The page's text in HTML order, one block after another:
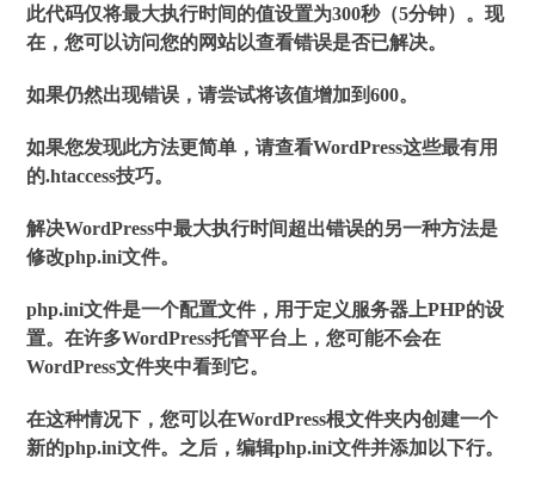
此代码仅将最大执行时间的值设置为300秒（5分钟）。现
在，您可以访问您的网站以查看错误是否已解决。
如果仍然出现错误，请尝试将该值增加到600。
如果您发现此方法更简单，请查看WordPress这些最有用
的.htaccess技巧。
解决WordPress中最大执行时间超出错误的另一种方法是
修改php.ini文件。
php.ini文件是一个配置文件，用于定义服务器上PHP的设
置。在许多WordPress托管平台上，您可能不会在
WordPress文件夹中看到它。
在这种情况下，您可以在WordPress根文件夹内创建一个
新的php.ini文件。之后，编辑php.ini文件并添加以下行。